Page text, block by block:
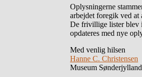
Oplysningerne
arbejdet foregik ved
De frivillige lister blev i
opdateres med nye
Med venlig hilsen
Hanne C. Christensen
Museum